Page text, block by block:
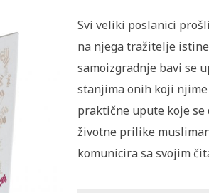
Svi veliki poslanici
na njega tražitelje
samoizgradnje bavi se
stanjima onih koji
praktične upute koje se
životne prilike
komunicira sa svojim